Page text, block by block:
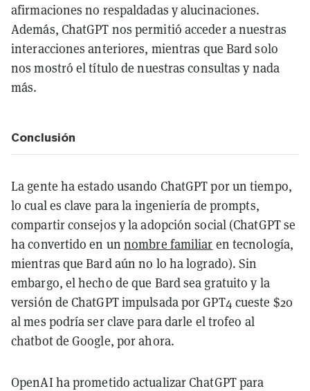
afirmaciones no respaldadas y alucinaciones.
Además, ChatGPT nos permitió acceder a nuestras
interacciones anteriores, mientras que Bard solo
nos mostró el título de nuestras consultas y nada
más.
Conclusión
La gente ha estado usando ChatGPT por un tiempo,
lo cual es clave para la ingeniería de prompts,
compartir consejos y la adopción social (ChatGPT se
ha convertido en unnombre familiar en tecnología,
mientras que Bard aún no lo ha logrado). Sin
embargo, el hecho de que Bard sea gratuito y la
versión de ChatGPT impulsada por GPT4 cueste $20
al mes podría ser clave para darle el trofeo al
chatbot de Google, por ahora.
OpenAI ha prometido actualizar ChatGPT para